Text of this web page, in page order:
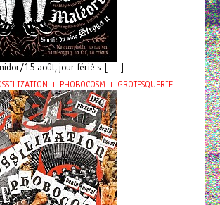
15 août, jour férié s [ ... ]
+ PHOBOCOSM + GROTESQUERIE